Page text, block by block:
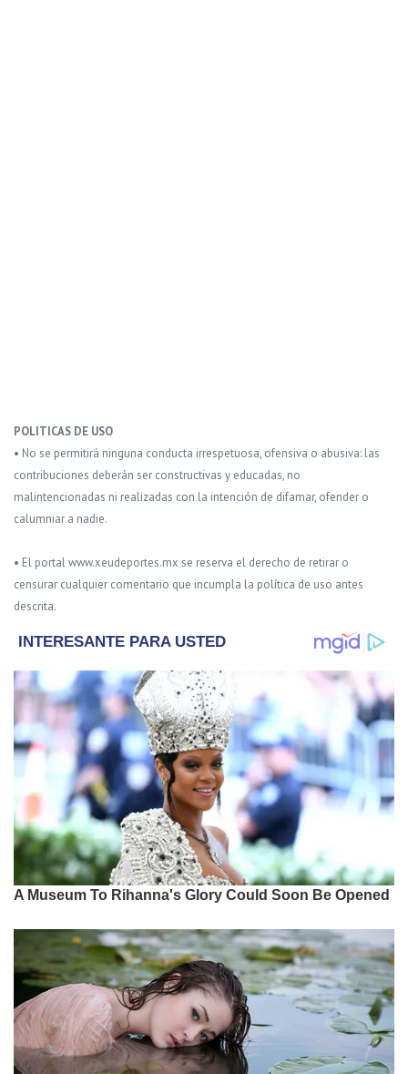
POLITICAS DE USO
• No se permitirá ninguna conducta irrespetuosa, ofensiva o abusiva: las
contribuciones deberán ser constructivas y educadas, no
malintencionadas ni realizadas con la intención de difamar, ofender o
calumniar a nadie.
• El portal www.xeudeportes.mx se reserva el derecho de retirar o
censurar cualquier comentario que incumpla la política de uso antes
descrita.